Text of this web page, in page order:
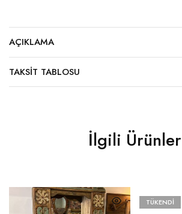
AÇIKLAMA
TAKSIT TABLOSU
İlgili Ürünler
TÜKENDI